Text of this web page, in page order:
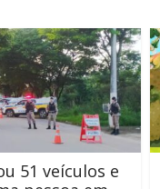
51 veículos e